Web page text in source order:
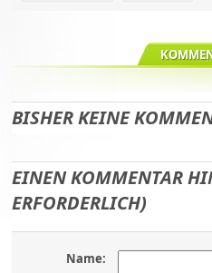
BISHER KEINE
EINEN KOMMENTAR
ERFORDERLICH)
Name: